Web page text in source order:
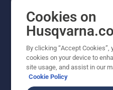
Cookies on
By clicking “Accept
cookies on your device to
site usage, and assist in our
Cookie Policy